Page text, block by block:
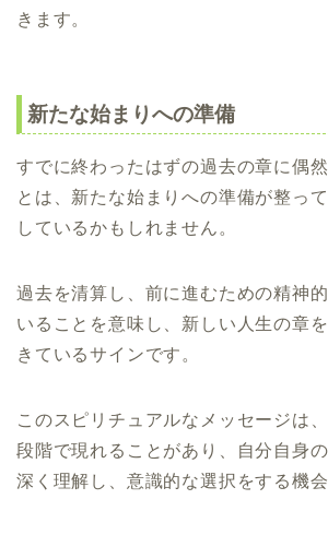
きます。
新たな始まりへの準備
すでに終わったはずの過去の章に偶
とは、新たな始まりへの準備が整っ
しているかもしれません。
過去を清算し、前に進むための精神
いることを意味し、新しい人生の章
きているサインです。
このスピリチュアルなメッセージは
段階で現れることがあり、自分自身
深く理解し、意識的な選択をする機会